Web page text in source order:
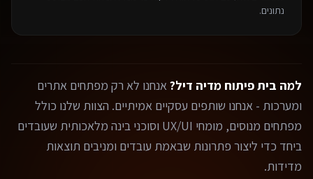
נתונים.
למה בית פיתוח מדיה דיל?אנחנו לא רק מפתחים אתרים
ומערכות - אנחנו שותפים עסקיים אמיתיים. הצוות שלנו כולל
מפתחים מנוסים, מומחי UX/UI וסוכני בינה מלאכותית שעובדים
ביחד כדי ליצור פתרונות שבאמת עובדים ומניבים תוצאות
מדידות.